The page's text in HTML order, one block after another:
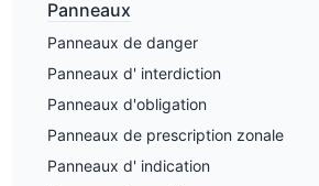
Panneaux
Panneaux de danger
Panneaux d' interdiction
Panneaux d'obligation
Panneaux de prescription zonale
Panneaux d' indication